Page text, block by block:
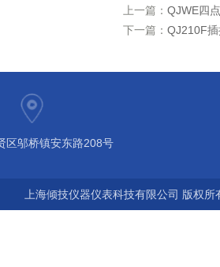
上一篇： QJWE四
下一篇： QJ210F
区邬桥镇安东路208号
上海倾技仪器仪表科技有限公司 版权